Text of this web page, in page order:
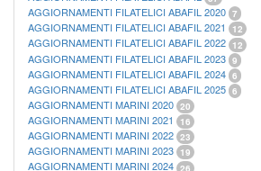
AGGIORNAMENTI FILATELICI ABAFIL 2020 7
AGGIORNAMENTI FILATELICI ABAFIL 2021 12
AGGIORNAMENTI FILATELICI ABAFIL 2022 12
AGGIORNAMENTI FILATELICI ABAFIL 2023 9
AGGIORNAMENTI FILATELICI ABAFIL 2024 6
AGGIORNAMENTI FILATELICI ABAFIL 2025 6
AGGIORNAMENTI MARINI 2020 20
AGGIORNAMENTI MARINI 2021 16
AGGIORNAMENTI MARINI 2022 23
AGGIORNAMENTI MARINI 2023 19
AGGIORNAMENTI MARINI 2024 26